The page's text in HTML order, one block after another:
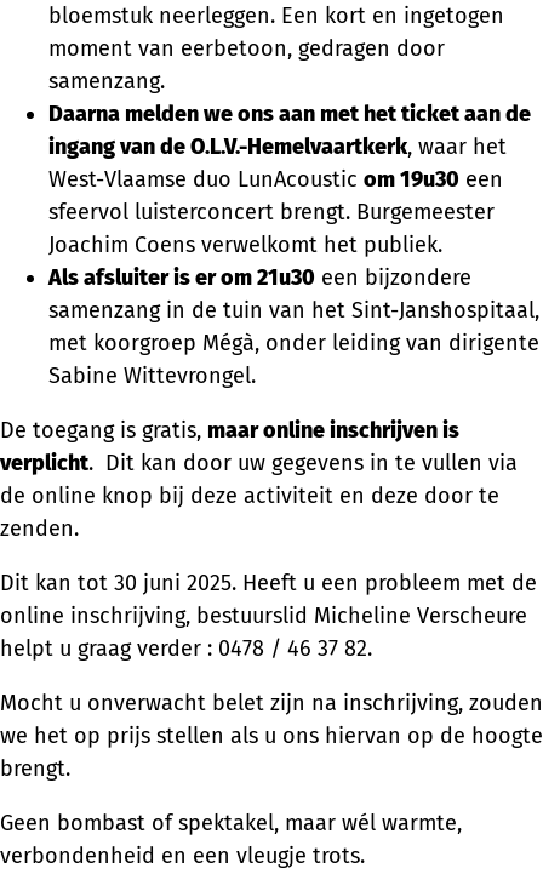
bloemstuk neerleggen. Een kort en ingetogen
moment van eerbetoon, gedragen door
samenzang.
Daarna melden we ons aan met het ticket aan de
ingang van de O.L.V.-Hemelvaartkerk, waar het
West-Vlaamse duo LunAcoustic om 19u30 een
sfeervol luisterconcert brengt. Burgemeester
Joachim Coens verwelkomt het publiek.
Als afsluiter is er om 21u30 een bijzondere
samenzang in de tuin van het Sint-Janshospitaal,
met koorgroep Mégà, onder leiding van dirigente
Sabine Wittevrongel.
De toegang is gratis, maar online inschrijven is
verplicht. Dit kan door uw gegevens in te vullen via
de online knop bij deze activiteit en deze door te
zenden.
Dit kan tot 30 juni 2025. Heeft u een probleem met de
online inschrijving, bestuurslid Micheline Verscheure
helpt u graag verder : 0478 / 46 37 82.
Mocht u onverwacht belet zijn na inschrijving, zouden
we het op prijs stellen als u ons hiervan op de hoogte
brengt.
Geen bombast of spektakel, maar wél warmte,
verbondenheid en een vleugje trots.